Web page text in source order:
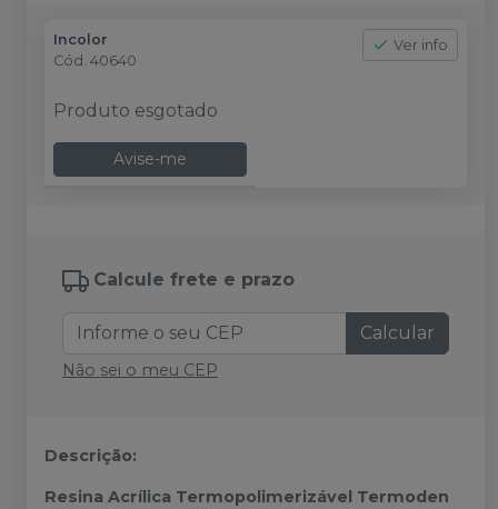
Incolor
Cód. 40640
Ver info
Produto esgotado
Avise-me
Calcule frete e prazo
Calcular
Não sei o meu CEP
Descrição:
Resina Acrílica Termopolimerizável Termoden